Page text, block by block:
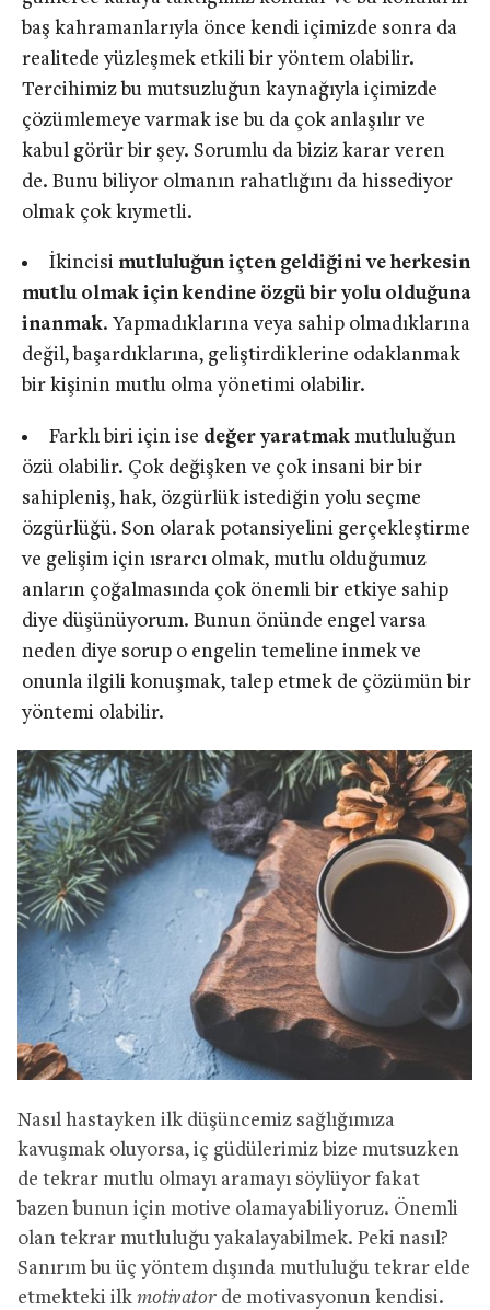
baş kahramanlarıyla önce kendi içimizde sonra da
realitede yüzleşmek etkili bir yöntem olabilir.
Tercihimiz bu mutsuzluğun kaynağıyla içimizde
çözümlemeye varmak ise bu da çok anlaşılır ve
kabul görür bir şey. Sorumlu da biziz karar veren
de. Bunu biliyor olmanın rahatlığını da hissediyor
olmak çok kıymetli.
İkincisi mutluluğun içten geldiğini ve herkesin
mutlu olmak için kendine özgü bir yolu olduğuna
inanmak. Yapmadıklarına veya sahip olmadıklarına
değil, başardıklarına, geliştirdiklerine odaklanmak
bir kişinin mutlu olma yönetimi olabilir.
Farklı biri için ise değer yaratmakmutluluğun
özü olabilir. Çok değişken ve çok insani bir bir
sahipleniş, hak, özgürlük istediğin yolu seçme
özgürlüğü. Son olarak potansiyelini gerçekleştirme
ve gelişim için ısrarcı olmak, mutlu olduğumuz
anların çoğalmasında çok önemli bir etkiye sahip
diye düşünüyorum. Bunun önünde engel varsa
neden diye sorup o engelin temeline inmek ve
onunla ilgili konuşmak, talep etmek de çözümün bir
yöntemi olabilir.
Nasıl hastayken ilk düşüncemiz sağlığımıza
kavuşmak oluyorsa, iç güdülerimiz bize mutsuzken
de tekrar mutlu olmayı aramayı söylüyor fakat
bazen bunun için motive olamayabiliyoruz. Önemli
olan tekrar mutluluğu yakalayabilmek. Peki nasıl?
Sanırım bu üç yöntem dışında mutluluğu tekrar elde
etmekteki ilk motivator de motivasyonun kendisi.